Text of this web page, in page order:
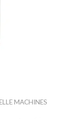
MACHINES